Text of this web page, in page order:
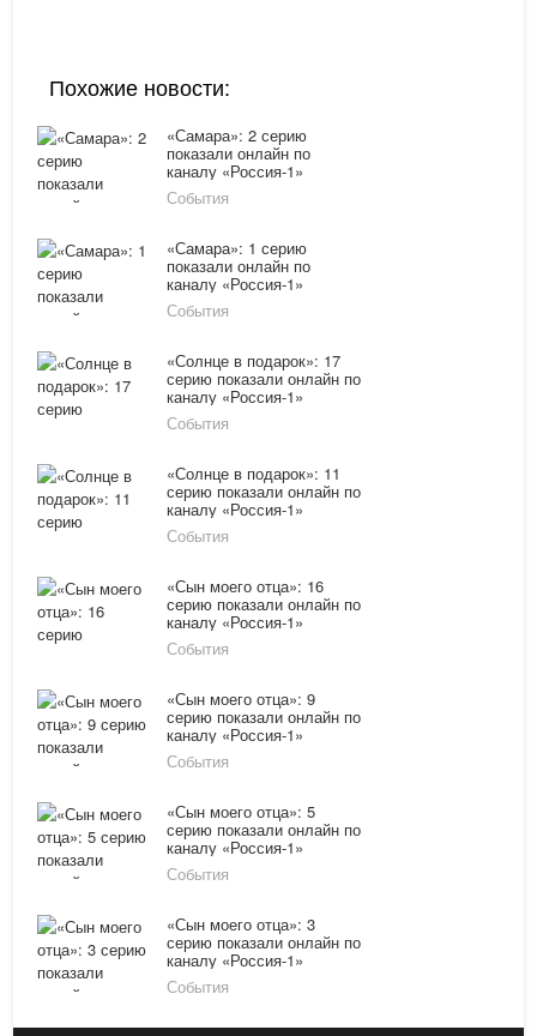
Похожие новости:
«Самара»: 2 серию
показали онлайн по
каналу «Россия-1»
11.02.16
События
«Самара»: 1 серию
показали онлайн по
каналу «Россия-1»
11.02.16
События
«Солнце в подарок»: 17
серию показали онлайн по
каналу «Россия-1»
10.02.16
События
«Солнце в подарок»: 11
серию показали онлайн по
каналу «Россия-1»
08.02.16
События
«Сын моего отца»: 16
серию показали онлайн по
каналу «Россия-1»
26.01.16
События
«Сын моего отца»: 9
серию показали онлайн по
каналу «Россия-1»
21.01.16
События
«Сын моего отца»: 5
серию показали онлайн по
каналу «Россия-1»
19.01.16
События
«Сын моего отца»: 3
серию показали онлайн по
каналу «Россия-1»
18.01.16
События